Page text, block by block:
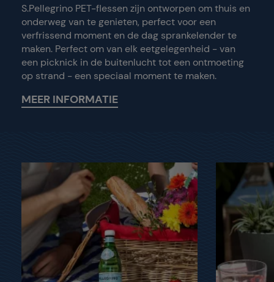
S.Pellegrino PET-flessen zijn ontworpen om thuis en
onderweg van te genieten, perfect voor een
verfrissend moment en de dag sprankelender te
maken. Perfect om van elk eetgelegenheid - van
een picknick in de buitenlucht tot een ontmoeting
op strand - een speciaal moment te maken.
MEER INFORMATIE